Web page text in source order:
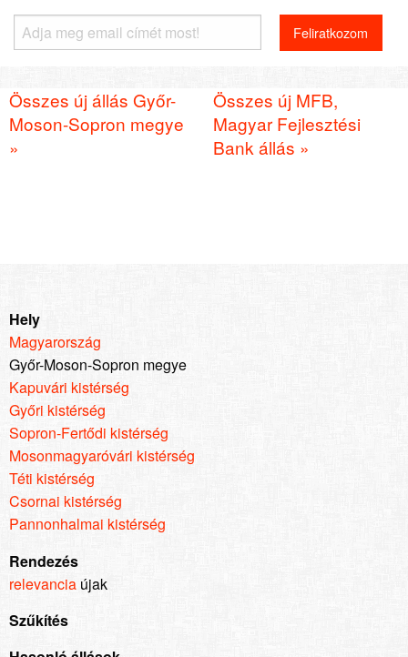
Összes új állás Győr-
Moson-Sopron megye
»
Összes új MFB,
Magyar Fejlesztési
Bank állás »
Hely
Magyarország
Győr-Moson-Sopron megye
Kapuvári kistérség
Győri kistérség
Sopron-Fertődi kistérség
Mosonmagyaróvári kistérség
Téti kistérség
Csornai kistérség
Pannonhalmai kistérség
Rendezés
relevancia újak
Szűkítés